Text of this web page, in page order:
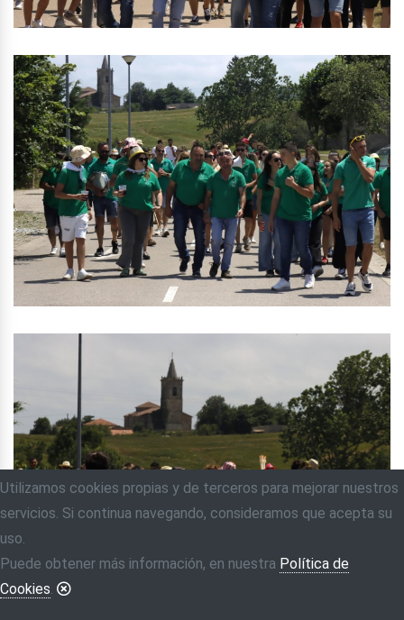
Utilizamos cookies propias y de terceros para mejorar nuestros
servicios. Si continua navegando, consideramos que acepta su
uso.
Puede obtener más información, en nuestra Política de
Cookies.